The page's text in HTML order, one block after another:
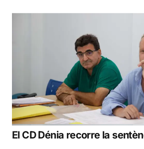
El CD Dénia recorre la